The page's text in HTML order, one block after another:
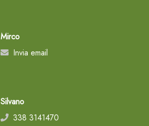
Mirco
Invia email
Silvano
338 3141470